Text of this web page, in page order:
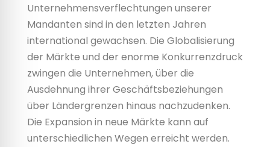
Unternehmensverflechtungen unserer
Mandanten sind in den letzten Jahren
international gewachsen. Die Globalisierung
der Märkte und der enorme Konkurrenzdruck
zwingen die Unternehmen, über die
Ausdehnung ihrer Geschäftsbeziehungen
über Ländergrenzen hinaus nachzudenken.
Die Expansion in neue Märkte kann auf
unterschiedlichen Wegen erreicht werden.